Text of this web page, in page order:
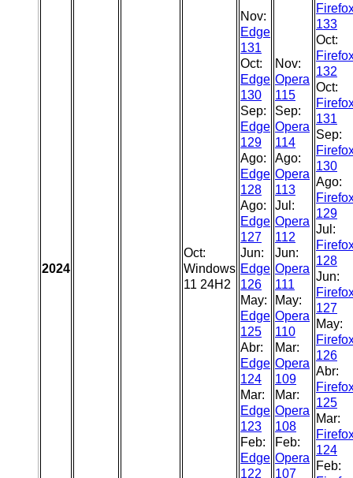
2024
Oct:
Windows
11 24H2
Nov:
Edge
131
Oct:
Edge
130
Sep:
Edge
129
Ago:
Edge
128
Ago:
Edge
127
Jun:
Edge
126
May:
Edge
125
Abr:
Edge
124
Mar:
Edge
123
Feb:
Edge
122
Nov:
Opera
115
Sep:
Opera
114
Ago:
Opera
113
Jul:
Opera
112
Jun:
Opera
111
May:
Opera
110
Mar:
Opera
109
Mar:
Opera
108
Feb:
Opera
107
133
Oct:
132
Oct:
131
Sep:
130
Ago:
129
Jul:
128
Jun:
127
May:
126
Abr:
125
Mar:
124
Feb: